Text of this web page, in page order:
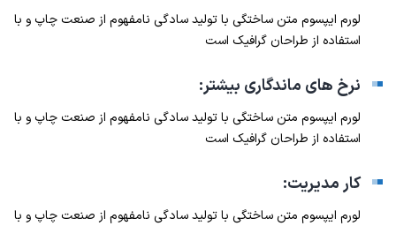
لورم ایپسوم متن ساختگی با تولید سادگی نامفهوم از صنعت چاپ و با
استفاده از طراحان گرافیک است
نرخ های ماندگاری بیشتر:
لورم ایپسوم متن ساختگی با تولید سادگی نامفهوم از صنعت چاپ و با
استفاده از طراحان گرافیک است
کار مدیریت:
لورم ایپسوم متن ساختگی با تولید سادگی نامفهوم از صنعت چاپ و با